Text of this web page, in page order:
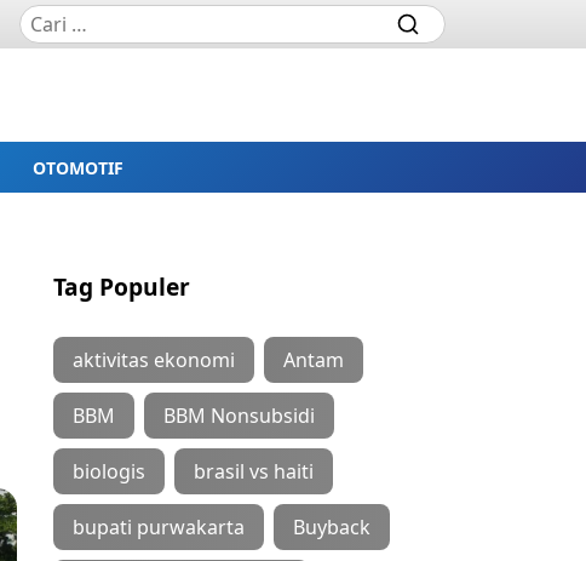
OTOMOTIF
Tag Populer
aktivitas ekonomi Antam
BBM BBM Nonsubsidi
biologis brasil vs haiti
bupati purwakarta Buyback